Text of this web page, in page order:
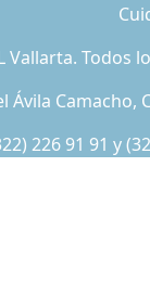
Vallarta. Todos
Camacho,
226 91 91 y